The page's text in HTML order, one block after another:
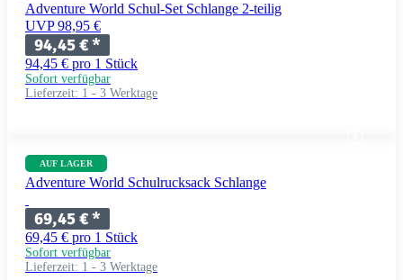
Adventure World Schul-Set Schlange 2-teilig
UVP 98,95 €
94,45 €*
94,45 € pro 1 Stück
Sofort verfügbar
Lieferzeit: 1 - 3 Werktage
AUF LAGER
Adventure World Schulrucksack Schlange
69,45 €*
69,45 € pro 1 Stück
Sofort verfügbar
Lieferzeit: 1 - 3 Werktage